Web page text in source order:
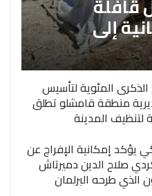
إلى
الذكرى المئوية لتأسيس
منطقة قامشلو تطلق
لتنظيف المدينة
يؤكد إمكانية الإفراج عن
صلاح الدين دميرتاش
الذي طرحه البرلمان